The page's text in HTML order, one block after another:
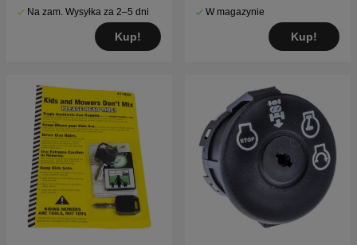
Na zam. Wysyłka za 2–5 dni
Kup!
W magazynie
Kup!